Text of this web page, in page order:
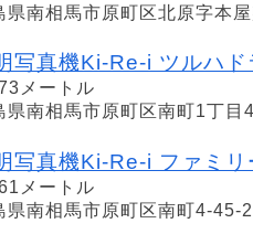
県南相馬市原町区北原字本
写真機Ki-Re-i ツルハド
メートル
県南相馬市原町区南町1丁目
写真機Ki-Re-i ファミ
メートル
県南相馬市原町区南町4-45-2